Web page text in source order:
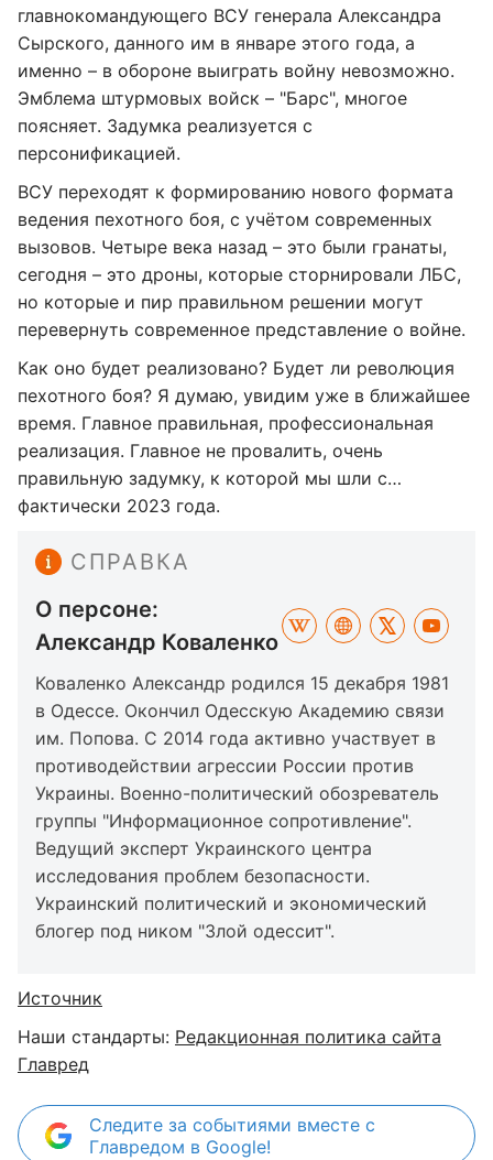
главнокомандующего ВСУ генерала Александра
Сырского, данного им в январе этого года, а
именно – в обороне выиграть войну невозможно.
Эмблема штурмовых войск – "Барс", многое
поясняет. Задумка реализуется с
персонификацией.
ВСУ переходят к формированию нового формата
ведения пехотного боя, с учётом современных
вызовов. Четыре века назад – это были гранаты,
сегодня – это дроны, которые сторнировали ЛБС,
но которые и пир правильном решении могут
перевернуть современное представление о войне.
Как оно будет реализовано? Будет ли революция
пехотного боя? Я думаю, увидим уже в ближайшее
время. Главное правильная, профессиональная
реализация. Главное не провалить, очень
правильную задумку, к которой мы шли с…
фактически 2023 года.
СПРАВКА
О персоне:
Александр Коваленко
Коваленко Александр родился 15 декабря 1981
в Одессе. Окончил Одесскую Академию связи
им. Попова. С 2014 года активно участвует в
противодействии агрессии России против
Украины. Военно-политический обозреватель
группы "Информационное сопротивление".
Ведущий эксперт Украинского центра
исследования проблем безопасности.
Украинский политический и экономический
блогер под ником "Злой одессит".
Источник
Наши стандарты: Редакционная политика сайта
Главред
Следите за событиями вместе с
Главредом в Google!